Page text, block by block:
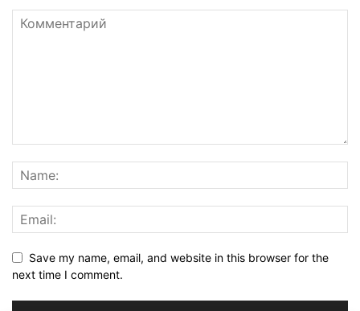
Save my name, email, and website in this browser for the
next time I comment.